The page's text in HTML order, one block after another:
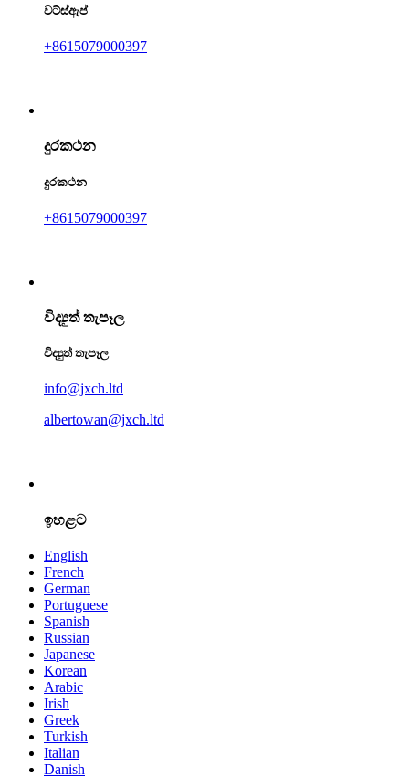
වට්ස්ඇප්
+8615079000397
දුරකථන
දුරකථන
+8615079000397
විද්‍යුත් තැපෑල
විද්‍යුත් තැපෑල
info@jxch.ltd
albertowan@jxch.ltd
ඉහළට
English
French
German
Portuguese
Spanish
Russian
Japanese
Korean
Arabic
Irish
Greek
Turkish
Italian
Danish